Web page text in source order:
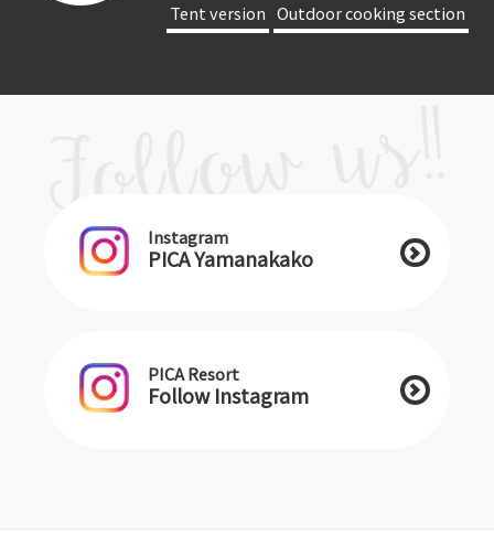
​ ​Tent version​ ​ ​ ​Outdoor cooking section​ ​
Instagram
PICA Yamanakako
PICA Resort
Follow Instagram